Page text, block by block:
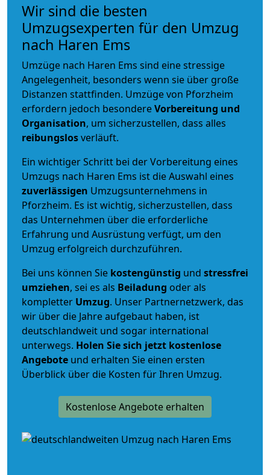
Wir sind die besten
Umzugsexperten für den Umzug
nach Haren Ems
Umzüge nach Haren Ems sind eine stressige
Angelegenheit, besonders wenn sie über große
Distanzen stattfinden. Umzüge von Pforzheim
erfordern jedoch besondereVorbereitung und
Organisation, um sicherzustellen, dass alles
reibungslosverläuft.
Ein wichtiger Schritt bei der Vorbereitung eines
Umzugs nach Haren Ems ist die Auswahl eines
zuverlässigen Umzugsunternehmens in
Pforzheim. Es ist wichtig, sicherzustellen, dass
das Unternehmen über die erforderliche
Erfahrung und Ausrüstung verfügt, um den
Umzug erfolgreich durchzuführen.
Bei uns können Sie kostengünstig und stressfrei
umziehen, sei es als Beiladung oder als
kompletter Umzug. Unser Partnernetzwerk, das
wir über die Jahre aufgebaut haben, ist
deutschlandweit und sogar international
unterwegs. Holen Sie sich jetzt kostenlose
Angebote und erhalten Sie einen ersten
Überblick über die Kosten für Ihren Umzug.
Kostenlose Angebote erhalten